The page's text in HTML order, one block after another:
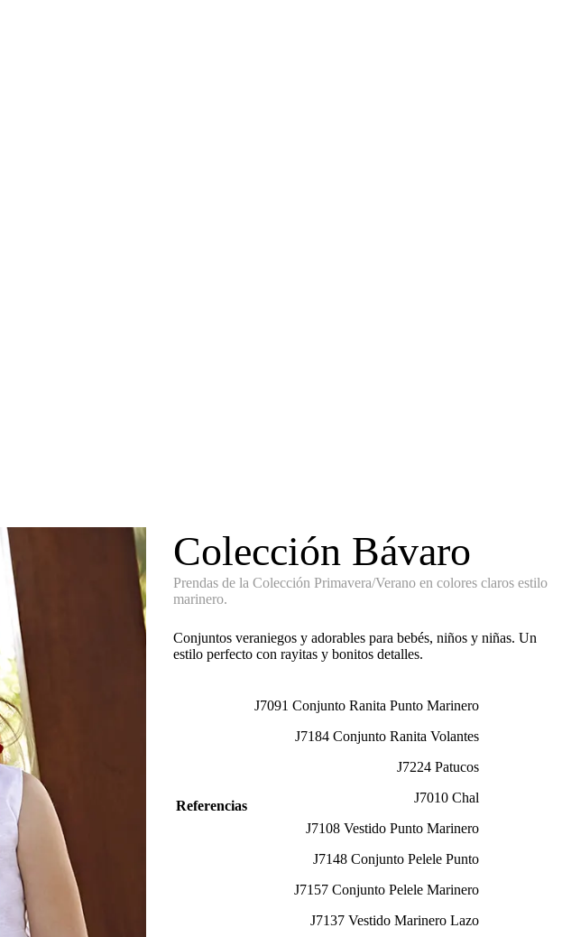
Colección Bávaro
Prendas de la Colección Primavera/Verano en colores claros estilo
marinero.
Conjuntos veraniegos y adorables para bebés, niños y niñas. Un
estilo perfecto con rayitas y bonitos detalles.
Referencias
J7091 Conjunto Ranita Punto Marinero
J7184 Conjunto Ranita Volantes
J7224 Patucos
J7010 Chal
J7108 Vestido Punto Marinero
J7148 Conjunto Pelele Punto
J7157 Conjunto Pelele Marinero
J7137 Vestido Marinero Lazo